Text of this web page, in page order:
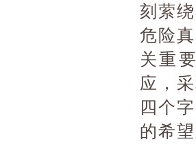
刻萦
危险
关重
应，
四个
的希